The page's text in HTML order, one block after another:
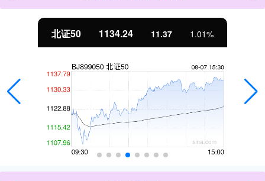
北证50 1134.24 11.37 1.01%